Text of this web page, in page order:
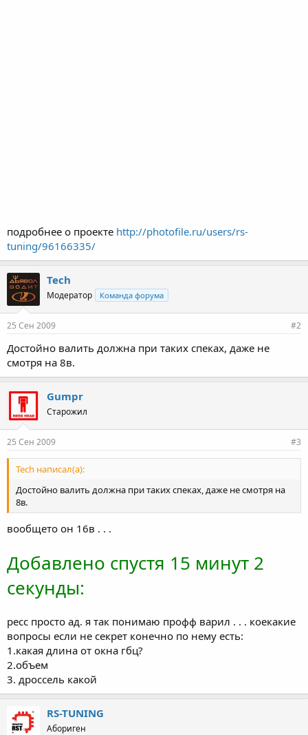
подробнее о проекте http://photofile.ru/users/rs-
tuning/96166335/
Tech
Модератор Команда форума
25 Сен 2009 #2
Достойно валить должна при таких спеках, даже не
смотря на 8в.
Gumpr
Старожил
25 Сен 2009 #3
Tech написал(а):
Достойно валить должна при таких спеках, даже не смотря на
8в.
вообщето он 16в . . .
Добавлено спустя 15 минут 2
секунды:
ресс просто ад. я так понимаю профф варил . . . коекакие
вопросы если не секрет конечно по нему есть:
1.какая длина от окна гбц?
2.объем
3. дроссель какой
RS-TUNING
Абориген